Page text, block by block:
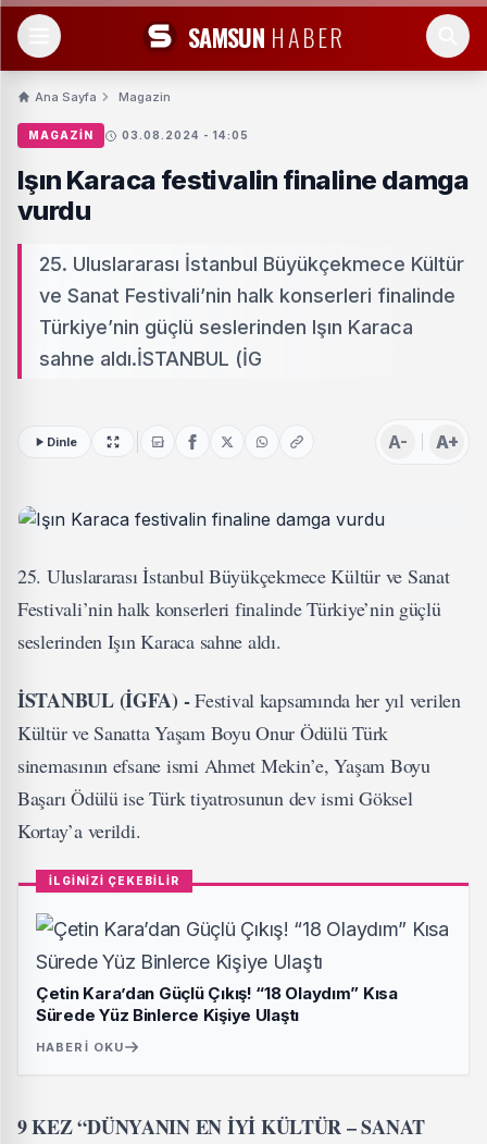
SAMSUN HABER
Ana Sayfa Magazin
MAGAZIN 03.08.2024 - 14:05
Işın Karaca festivalin finaline damga
vurdu
25. Uluslararası İstanbul Büyükçekmece Kültür
ve Sanat Festivali’nin halk konserleri finalinde
Türkiye’nin güçlü seslerinden Işın Karaca
sahne aldı.İSTANBUL (İG
Dinle A- A+
25. Uluslararası İstanbul Büyükçekmece Kültür ve Sanat
Festivali’nin halk konserleri finalinde Türkiye’nin güçlü
seslerinden Işın Karaca sahne aldı.
İSTANBUL (İGFA) -Festival kapsamında her yıl verilen
Kültür ve Sanatta Yaşam Boyu Onur Ödülü Türk
sinemasının efsane ismi Ahmet Mekin’e, Yaşam Boyu
Başarı Ödülü ise Türk tiyatrosunun dev ismi Göksel
Kortay’a verildi.
İLGİNİZİ ÇEKEBİLİR
Çetin Kara’dan Güçlü Çıkış! “18 Olaydım” Kısa
Sürede Yüz Binlerce Kişiye Ulaştı
HABERI OKU
9 KEZ “DÜNYANIN EN İYİ KÜLTÜR – SANAT